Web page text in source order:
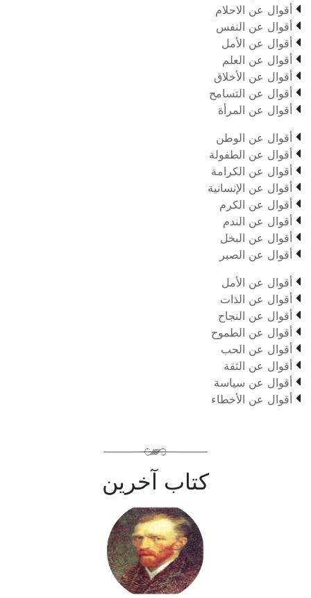
 أقوال عن الاحلام
 أقوال عن النفس
 أقوال عن الأمل
 أقوال عن العلم
 أقوال عن الأخلاق
 أقوال عن التسامح
 أقوال عن المرأة
 أقوال عن الوطن
 أقوال عن الطفولة
 أقوال عن الكرامة
 أقوال عن الإنسانية
 أقوال عن الكرم
 أقوال عن الندم
 أقوال عن البخل
 أقوال عن الصبر
 أقوال عن الأمل
 أقوال عن الذات
 أقوال عن النجاح
 أقوال عن الطموح
 أقوال عن الحب
 أقوال عن الثقة
 أقوال عن سياسة
 أقوال عن الأخطاء
كتاب آخرين